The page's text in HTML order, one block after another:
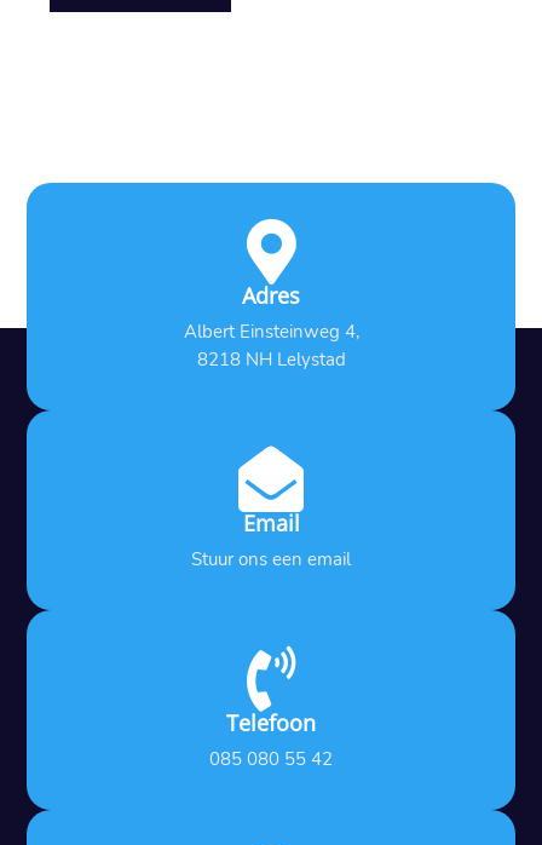

Adres
Albert Einsteinweg 4,
8218 NH Lelystad

Email
Stuur ons een email

Telefoon
085 080 55 42